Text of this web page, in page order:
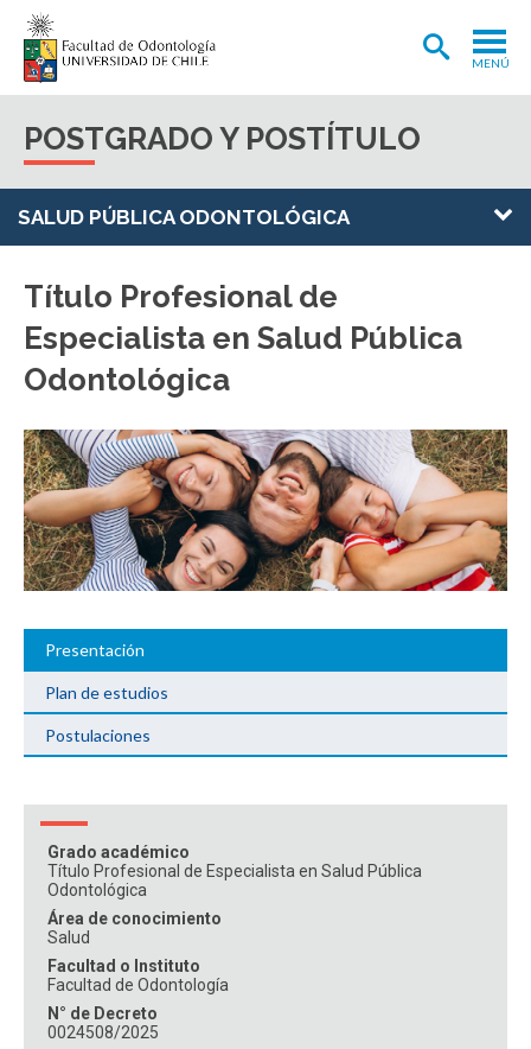
MENÚ
POSTGRADOS Y POSTÍTULOS
EXTENSIÓN
CLÍNICA ODONTOLÓGICA
BIBLIOTECA
FACULTAD
ESTUDIANTES ACADÉMICOS
FUNCIONARIOS EGRESADOS
POSTGRADO Y POSTÍTULO
SALUD PÚBLICA ODONTOLÓGICA
Título Profesional de
Especialista en Salud Pública
Odontológica
Presentación
Plan de estudios
Postulaciones
Grado académico
Título Profesional de Especialista en Salud Pública
Odontológica
Área de conocimiento
Salud
Facultad o Instituto
Facultad de Odontología
N° de Decreto
0024508/2025